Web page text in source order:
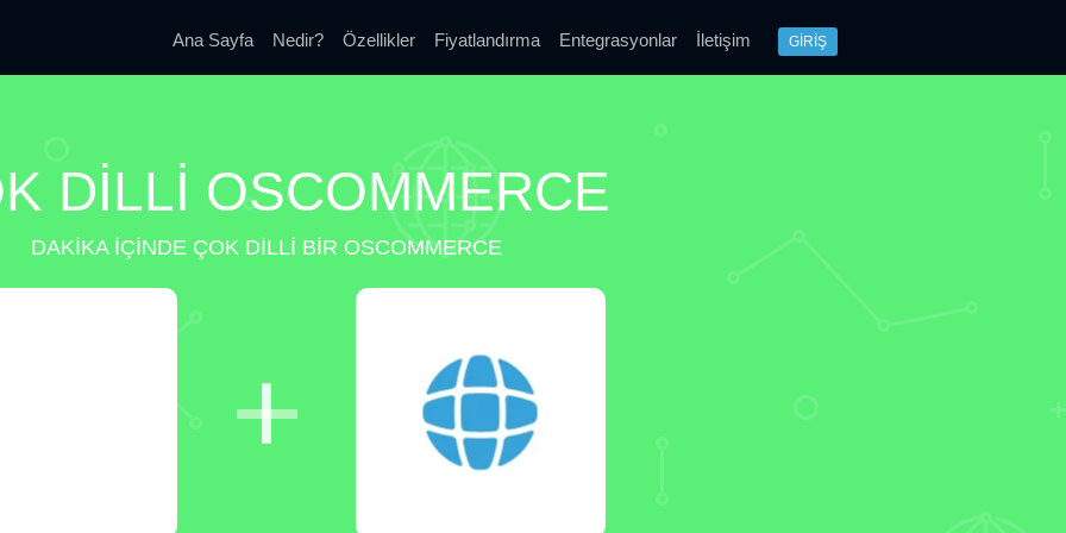
Ana Sayfa Nedir? Özellikler Fiyatlandırma Entegrasyonlar İletişim GİRİŞ
DILLI OSCOMMERCE
DAKIKA IÇINDE ÇOK DILLI BIR OSCOMMERCE